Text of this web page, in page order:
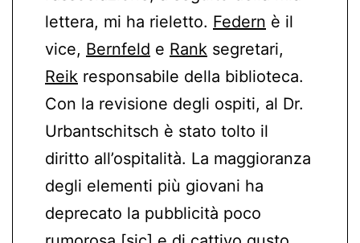
lettera, mi ha rieletto. Federn è il
vice, Bernfeld e Rank segretari,
Reik responsabile della biblioteca.
Con la revisione degli ospiti, al Dr.
Urbantschitsch è stato tolto il
diritto all’ospitalità. La maggioranza
degli elementi più giovani ha
deprecato la pubblicità poco